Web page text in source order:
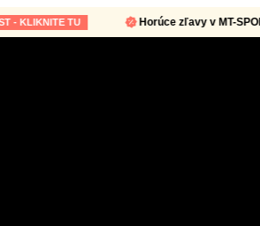
TU Horúce zľavy v MT-SPORT